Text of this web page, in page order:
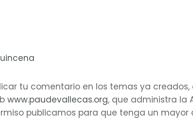
tu comentario en los temas ya creados,
www.paudevallecas.org, que administra la
publicamos para que tenga un